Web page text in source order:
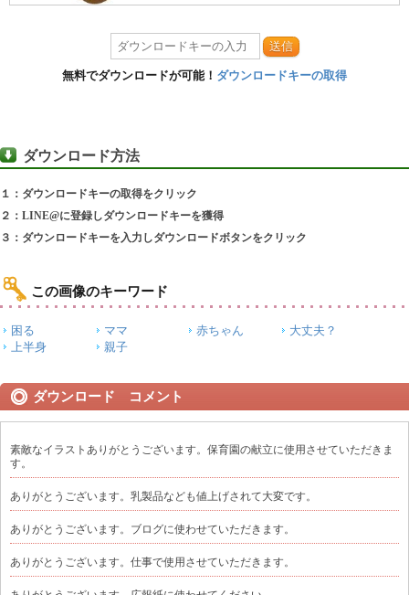
送信
無料でダウンロードが可能！ ダウンロードキーの取得
ダウンロード方法
１：ダウンロードキーの取得をクリック
２：LINE@に登録しダウンロードキーを獲得
３：ダウンロードキーを入力しダウンロードボタンをクリック
この画像のキーワード
困る ママ 赤ちゃん
大丈夫？
上半身
親子
ダウンロード コメント
素敵なイラストありがとうございます。保育園の献立に使用させていただきま
す。
ありがとうございます。乳製品なども値上げされて大変です。
ありがとうございます。ブログに使わせていただきます。
ありがとうございます。仕事で使用させていただきます。